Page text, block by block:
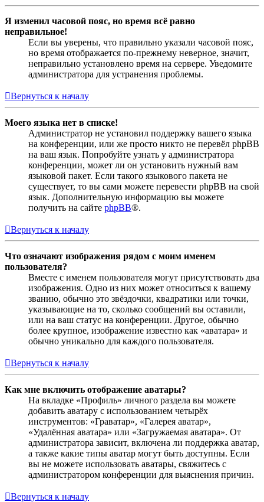
Я изменил часовой пояс, но время всё равно
неправильное!
Если вы уверены, что правильно указали часовой пояс,
но время отображается по-прежнему неверное, значит,
неправильно установлено время на сервере. Уведомите
администратора для устранения проблемы.
Вернуться к началу
Моего языка нет в списке!
Администратор не установил поддержку вашего языка
на конференции, или же просто никто не перевёл phpBB
на ваш язык. Попробуйте узнать у администратора
конференции, может ли он установить нужный вам
языковой пакет. Если такого языкового пакета не
существует, то вы сами можете перевести phpBB на свой
язык. Дополнительную информацию вы можете
получить на сайте phpBB®.
Вернуться к началу
Что означают изображения рядом с моим именем
пользователя?
Вместе с именем пользователя могут присутствовать два
изображения. Одно из них может относиться к вашему
званию, обычно это звёздочки, квадратики или точки,
указывающие на то, сколько сообщений вы оставили,
или на ваш статус на конференции. Другое, обычно
более крупное, изображение известно как «аватара» и
обычно уникально для каждого пользователя.
Вернуться к началу
Как мне включить отображение аватары?
На вкладке «Профиль» личного раздела вы можете
добавить аватару с использованием четырёх
инструментов: «Граватар», «Галерея аватар»,
«Удалённая аватара» или «Загружаемая аватара». От
администратора зависит, включена ли поддержка аватар,
а также какие типы аватар могут быть доступны. Если
вы не можете использовать аватары, свяжитесь с
администратором конференции для выяснения причин.
Вернуться к началу